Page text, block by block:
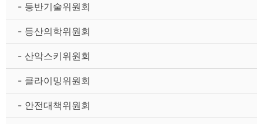
- 등반기술위원회
- 등산의학위원회
- 산악스키위원회
- 클라이밍위원회
- 안전대책위원회